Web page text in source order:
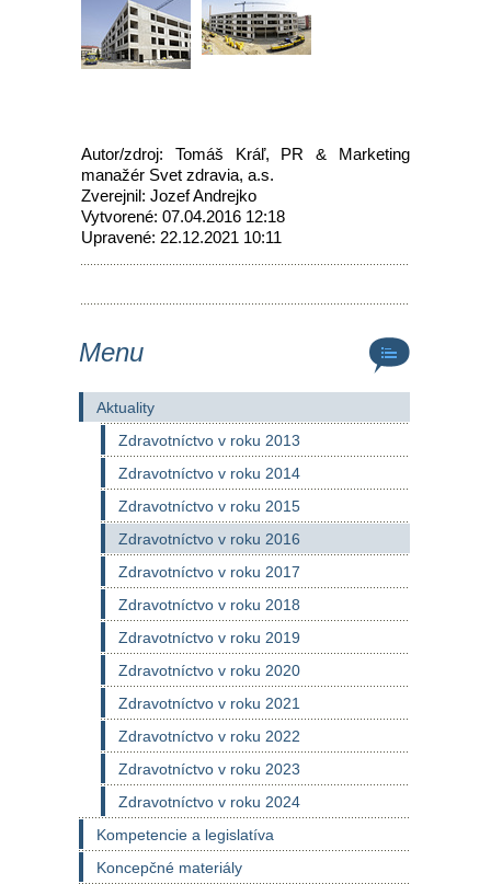
Autor/zdroj: Tomáš Kráľ, PR & Marketing
manažér Svet zdravia, a.s.
Zverejnil: Jozef Andrejko
Vytvorené: 07.04.2016 12:18
Upravené: 22.12.2021 10:11
Menu
Aktuality
Zdravotníctvo v roku 2013
Zdravotníctvo v roku 2014
Zdravotníctvo v roku 2015
Zdravotníctvo v roku 2016
Zdravotníctvo v roku 2017
Zdravotníctvo v roku 2018
Zdravotníctvo v roku 2019
Zdravotníctvo v roku 2020
Zdravotníctvo v roku 2021
Zdravotníctvo v roku 2022
Zdravotníctvo v roku 2023
Zdravotníctvo v roku 2024
Kompetencie a legislatíva
Koncepčné materiály